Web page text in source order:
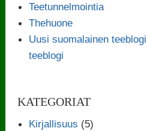
Teetunnelmointia
Thehuone
Uusi suomalainen
teeblogi
KATEGORIAT
Kirjallisuus (5)